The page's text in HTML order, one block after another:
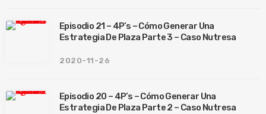
Episodio 21 – 4P’s – Cómo Generar Una
Estrategia De Plaza Parte 3 – Caso Nutresa
2020-11-26
Episodio 20 – 4P’s – Cómo Generar Una
Estrategia De Plaza Parte 2 – Caso Nutresa